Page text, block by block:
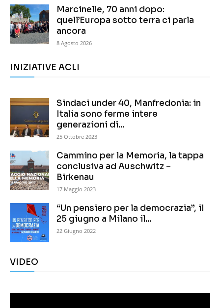
Marcinelle, 70 anni dopo:
quell’Europa sotto terra ci parla
ancora
8 Agosto 2026
INIZIATIVE ACLI
Sindaci under 40, Manfredonia: in
Italia sono ferme intere
generazioni di...
25 Ottobre 2023
Cammino per la Memoria, la tappa
conclusiva ad Auschwitz –
Birkenau
17 Maggio 2023
“Un pensiero per la democrazia”, il
25 giugno a Milano il...
22 Giugno 2022
VIDEO